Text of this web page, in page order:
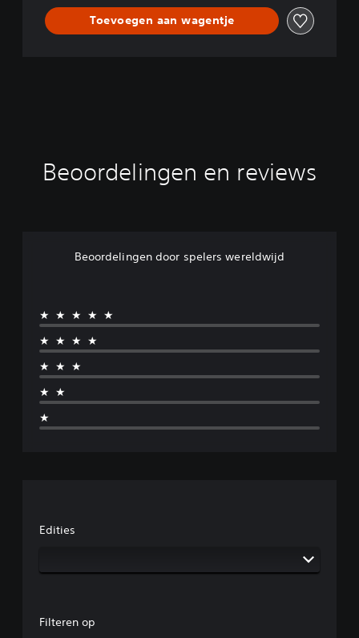
Toevoegen aan wagentje
Beoordelingen en reviews
Beoordelingen door spelers wereldwijd
★★★★★
★★★★
★★★
★★
★
Edities
Filteren op